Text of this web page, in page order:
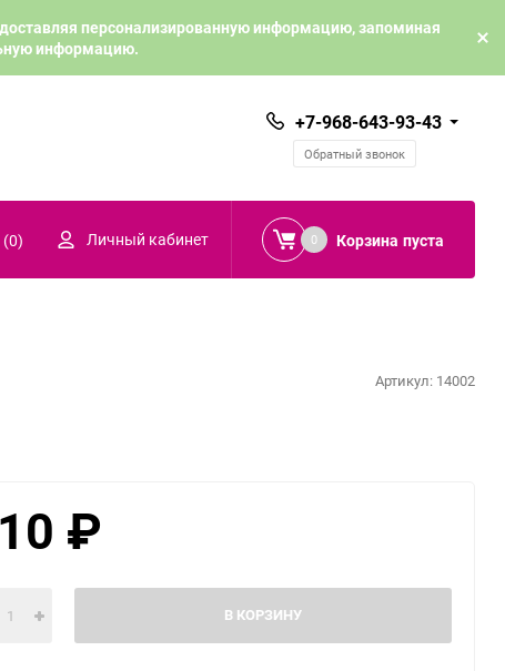
персонализированную информацию, запоминая
информацию.
+7-968-643-93-43
Обратный звонок
(0) Личный кабинет 0 Корзина пуста
Артикул: 14002
₽
В КОРЗИНУ